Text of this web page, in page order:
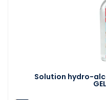
Solution hydro-